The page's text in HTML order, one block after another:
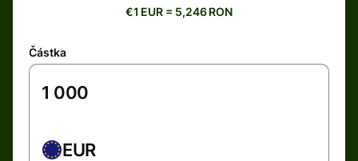
€1 EUR = 5,246 RON
Částka
EUR